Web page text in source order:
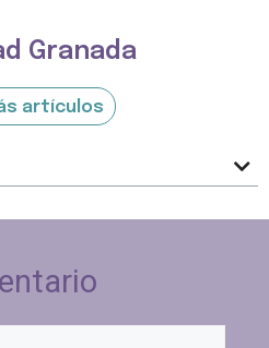
Granada
artículos